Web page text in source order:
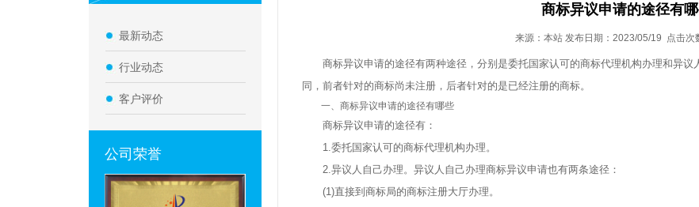
最新动态
行业动态
客户评价
公司荣誉
商标异议申请的途径有
来源：本站 发布日期：2023/05/19 点击次
商标异议申请的途径有两种途径，分别是委托国家认可的商标代理机构办理和异议
同，前者针对的商标尚未注册，后者针对的是已经注册的商标。
一、商标异议申请的途径有哪些
商标异议申请的途径有：
1.委托国家认可的商标代理机构办理。
2.异议人自己办理。异议人自己办理商标异议申请也有两条途径：
(1)直接到商标局的商标注册大厅办理。